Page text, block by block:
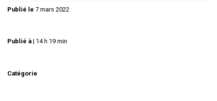
Publié le 7 mars 2022
Publié à | 14 h 19 min
Catégorie